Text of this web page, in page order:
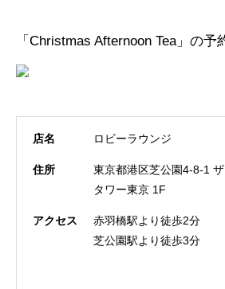
「Christmas Afternoon Tea」の予
店名 ロビーラウンジ
住所
東京都港区芝公園4-8-1
タワー東京 1F
アクセス
赤羽橋駅より徒歩2分
芝公園駅より徒歩3分